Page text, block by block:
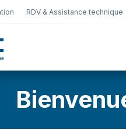
RDV & Assistance technique